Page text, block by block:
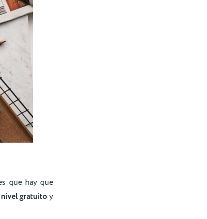
que hay que
nivel gratuitoy